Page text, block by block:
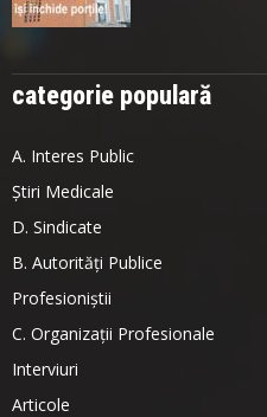
categorie populară
A. Interes Public
Știri Medicale
D. Sindicate
B. Autorități Publice
Profesioniștii
C. Organizații Profesionale
Interviuri
Articole